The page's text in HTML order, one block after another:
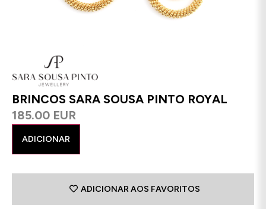
BRINCOS SARA SOUSA PINTO ROYAL
185.00 EUR
ADICIONAR
ADICIONAR AOS FAVORITOS